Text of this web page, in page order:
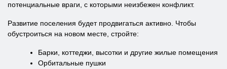
потенциальные враги, с которыми неизбежен конфликт.
Развитие поселения будет продвигаться активно. Чтобы
обустроиться на новом месте, стройте:
Барки, коттеджи, высотки и другие жилые помещения
Орбитальные пушки